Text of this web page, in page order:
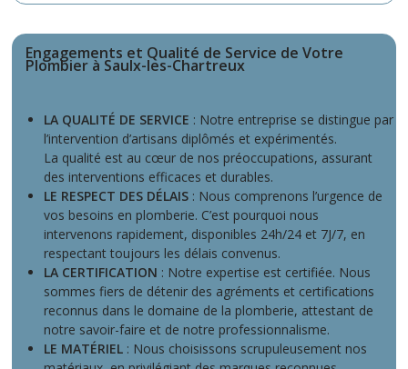
Engagements et Qualité de Service de Votre
Plombier à Saulx-les-Chartreux
LA QUALITÉ DE SERVICE : Notre entreprise se distingue par
l’intervention d’artisans diplômés et expérimentés.
La qualité est au cœur de nos préoccupations, assurant
des interventions efficaces et durables.
LE RESPECT DES DÉLAIS : Nous comprenons l’urgence de
vos besoins en plomberie. C’est pourquoi nous
intervenons rapidement, disponibles 24h/24 et 7J/7, en
respectant toujours les délais convenus.
LA CERTIFICATION : Notre expertise est certifiée. Nous
sommes fiers de détenir des agréments et certifications
reconnus dans le domaine de la plomberie, attestant de
notre savoir-faire et de notre professionnalisme.
LE MATÉRIEL : Nous choisissons scrupuleusement nos